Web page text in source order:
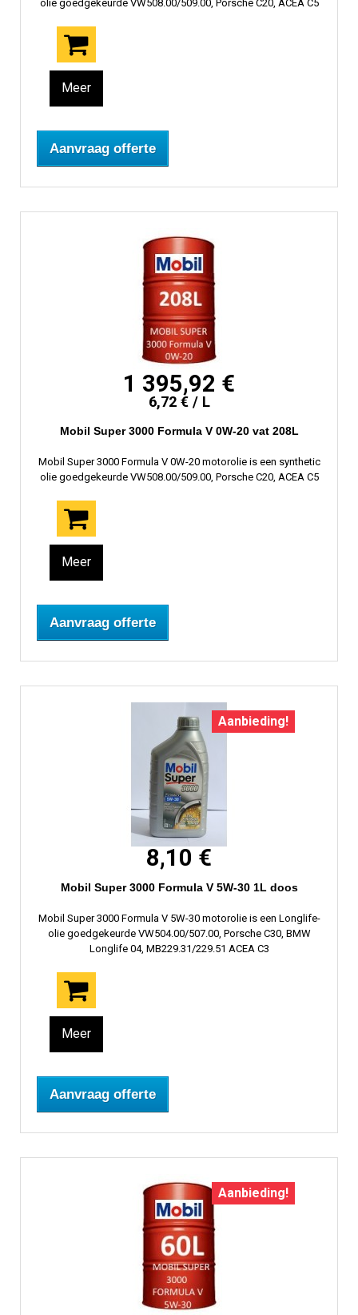
olie goedgekeurde VW508.00/509.00, Porsche C20, ACEA C5
Meer
Aanvraag offerte
1 395,92 €
6,72 € / L
Mobil Super 3000 Formula V 0W-20 vat 208L
Mobil Super 3000 Formula V 0W-20 motorolie is een synthetic
olie goedgekeurde VW508.00/509.00, Porsche C20, ACEA C5
Meer
Aanvraag offerte
Aanbieding!
8,10 €
Mobil Super 3000 Formula V 5W-30 1L doos
Mobil Super 3000 Formula V 5W-30 motorolie is een Longlife-
olie goedgekeurde VW504.00/507.00, Porsche C30, BMW
Longlife 04, MB229.31/229.51 ACEA C3
Meer
Aanvraag offerte
Aanbieding!